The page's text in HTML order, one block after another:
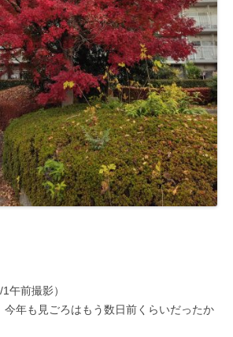
午前撮影）
年も見ごろはもう数日前くらいだったか